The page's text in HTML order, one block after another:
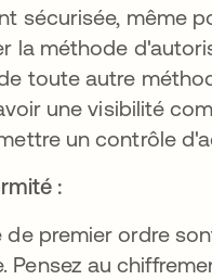
sécurisée, même
la méthode
toute autre
une visibilité
un contrôle
:
premier ordre
Pensez au